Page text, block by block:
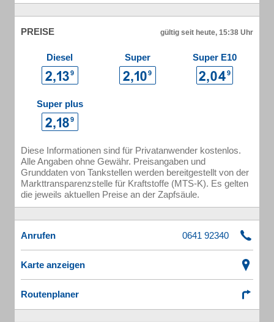
PREISE gültig seit heute, 15:38 Uhr
Diesel Super Super E10
Super plus
Diese Informationen sind für Privatanwender kostenlos.
Alle Angaben ohne Gewähr. Preisangaben und
Grunddaten von Tankstellen werden bereitgestellt von der
Markttransparenzstelle für Kraftstoffe (MTS-K). Es gelten
die jeweils aktuellen Preise an der Zapfsäule.
Anrufen
Karte anzeigen
Routenplaner